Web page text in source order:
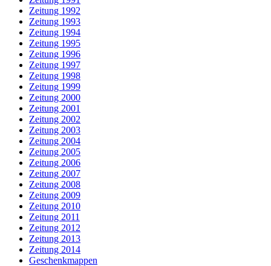
Zeitung 1992
Zeitung 1993
Zeitung 1994
Zeitung 1995
Zeitung 1996
Zeitung 1997
Zeitung 1998
Zeitung 1999
Zeitung 2000
Zeitung 2001
Zeitung 2002
Zeitung 2003
Zeitung 2004
Zeitung 2005
Zeitung 2006
Zeitung 2007
Zeitung 2008
Zeitung 2009
Zeitung 2010
Zeitung 2011
Zeitung 2012
Zeitung 2013
Zeitung 2014
Geschenkmappen